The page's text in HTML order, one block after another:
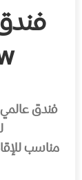
فندق
مناسب